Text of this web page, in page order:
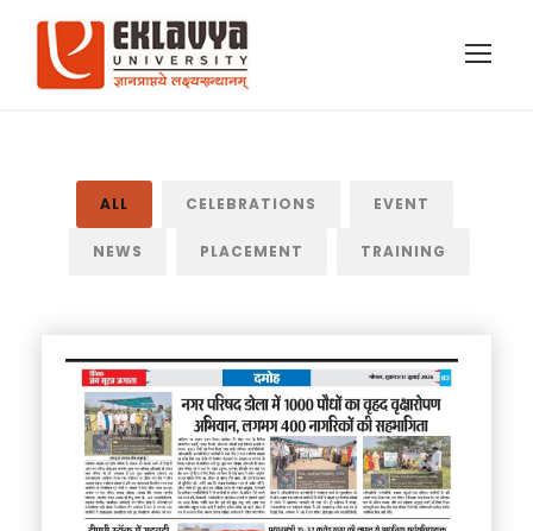
ALL CELEBRATIONS EVENT
NEWS PLACEMENT TRAINING